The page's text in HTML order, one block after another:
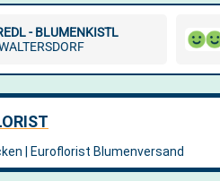
- BLUMENKISTL